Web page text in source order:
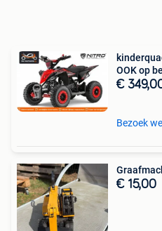
OOK op
€
Bezoek
€ 15,00